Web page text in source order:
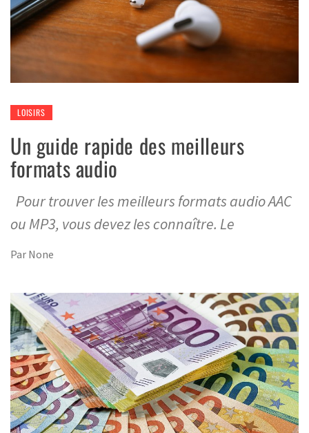
LOISIRS
Un guide rapide des meilleurs
formats audio
Pour trouver les meilleurs formats audio AAC
ou MP3, vous devez les connaître. Le
Par None